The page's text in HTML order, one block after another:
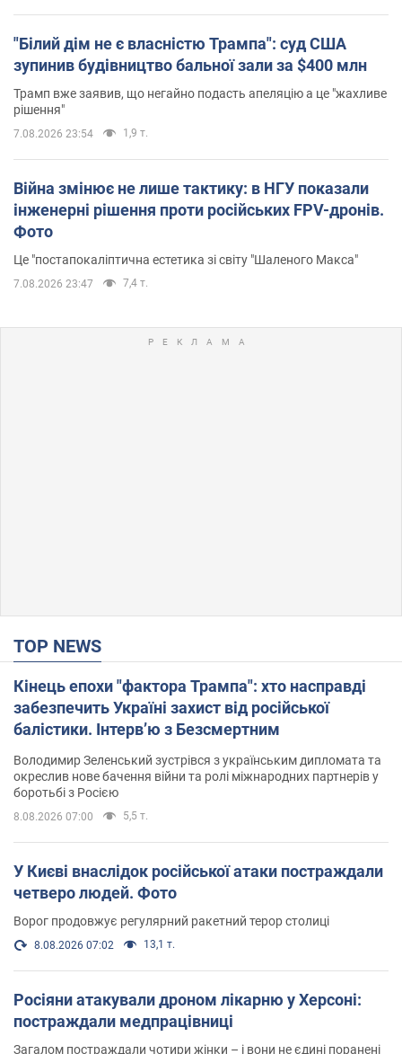
"Білий дім не є власністю Трампа": суд США
зупинив будівництво бальної зали за $400 млн
Трамп вже заявив, що негайно подасть апеляцію а це "жахливе
рішення"
7.08.2026 23:54 1,9 т.
Війна змінює не лише тактику: в НГУ показали
інженерні рішення проти російських FPV-дронів.
Фото
Це "постапокаліптична естетика зі світу "Шаленого Макса"
7.08.2026 23:47 7,4 т.
TOP NEWS
Кінець епохи "фактора Трампа": хто насправді
забезпечить Україні захист від російської
балістики. Інтерв’ю з Безсмертним
Володимир Зеленський зустрівся з українським дипломата та
окреслив нове бачення війни та ролі міжнародних партнерів у
боротьбі з Росією
8.08.2026 07:00 5,5 т.
У Києві внаслідок російської атаки постраждали
четверо людей. Фото
Ворог продовжує регулярний ракетний терор столиці
8.08.2026 07:02 13,1 т.
Росіяни атакували дроном лікарню у Херсоні:
постраждали медпрацівниці
Загалом постраждали чотири жінки – і вони не єдині поранені